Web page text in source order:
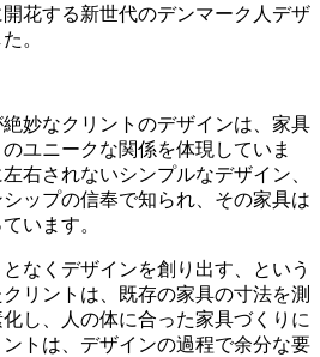
花する新世代のデンマーク人デザ
。
妙なクリントのデザインは、家具
ユニークな関係を体現していま
右されないシンプルなデザイン、
ップの信奉で知られ、その家具は
います。
なくデザインを創り出す、という
リントは、既存の家具の寸法を測
し、人の体に合った家具づくりに
トは、デザインの過程で余分な要